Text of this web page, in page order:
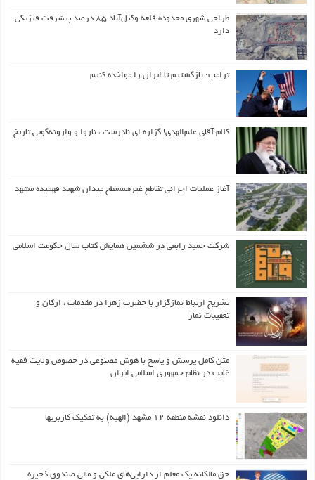
طراحی شهری محدوده قلعه وکیل‌آباد ۸۵ درصد پیشرفت فیزیکی
دارد
ترامپ: بازگشتیم تا ایران را مواخذه کنیم
کلام آقای علم‌الهدی! گزاره ای نادرست ، ناروا و وارونه‌گویی تاریخ
آغاز عملیات اجرائی تقاطع غیرهمسطح میدان شهید فهمیده مشهد
شرکت حمید رابعی در ششمین همایش کتاب سال حکومت اسلامی
تشریح ارتباط نمازگزار با حضرت زهرا در مقدمات ، ارکان و
تعقیبات نماز
متن کامل پرسش و پاسخ با هوش مصنوعی در خصوص ولایت فقیه
غایب در نظام جمهوری اسلامی ایران
دانلود نقشه منطقه ۱۲ مشهد (الهیه) به تفکیک کاربریها
حق مالکانه یک معلم از دارایی‌های ملکی و مالی صندوق ذخیره